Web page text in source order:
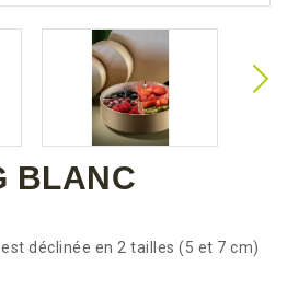
BLANC
est déclinée en 2 tailles (5 et 7 cm)